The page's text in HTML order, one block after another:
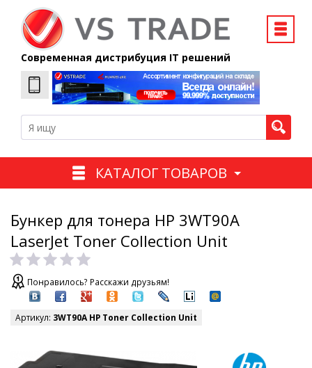
Современная дистрибуция IT решений
КАТАЛОГ ТОВАРОВ
Бункер для тонера HP 3WT90A
LaserJet Toner Collection Unit
Понравилось? Расскажи друзьям!
Артикул: 3WT90A HP Toner Collection Unit